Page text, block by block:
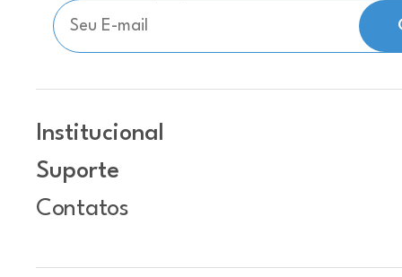
Institucional
Suporte
Contatos